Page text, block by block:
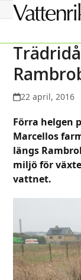
Open
menu
Close
menu
22 april, 2016
Förra helgen
Marcellos
längs
miljö för
vattnet.